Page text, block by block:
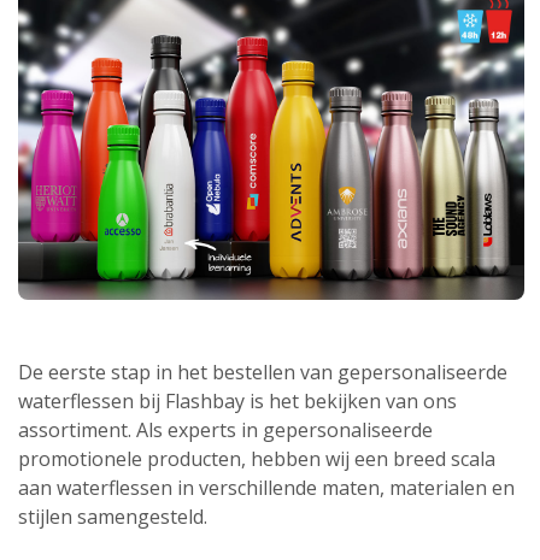
De eerste stap in het bestellen van gepersonaliseerde
waterflessen bij Flashbay is het bekijken van ons
assortiment. Als experts in gepersonaliseerde
promotionele producten, hebben wij een breed scala
aan waterflessen in verschillende maten, materialen en
stijlen samengesteld.